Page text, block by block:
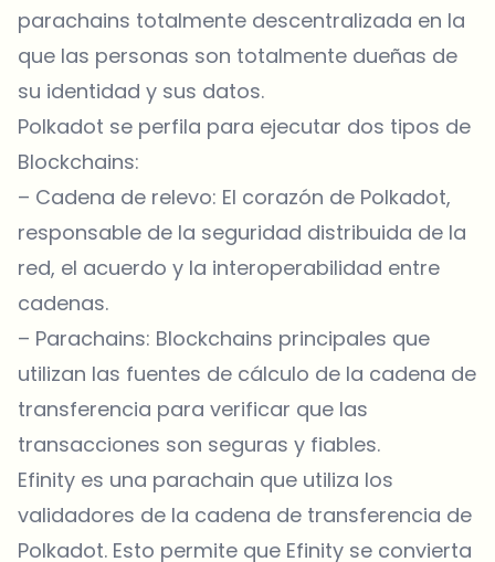
parachains totalmente descentralizada en la
que las personas son totalmente dueñas de
su identidad y sus datos.
Polkadot se perfila para ejecutar dos tipos de
Blockchains:
– Cadena de relevo: El corazón de Polkadot,
responsable de la seguridad distribuida de la
red, el acuerdo y la interoperabilidad entre
cadenas.
– Parachains: Blockchains principales que
utilizan las fuentes de cálculo de la cadena de
transferencia para verificar que las
transacciones son seguras y fiables.
Efinity es una parachain que utiliza los
validadores de la cadena de transferencia de
Polkadot. Esto permite que Efinity se convierta